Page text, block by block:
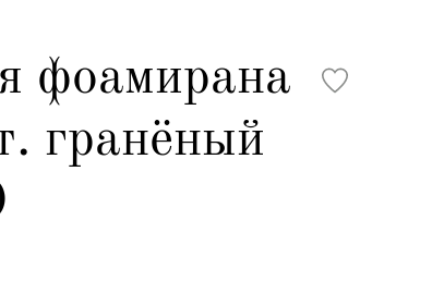
фоамирана
гранёный